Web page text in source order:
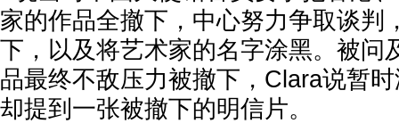
家的作品全撤下，中心努力争取谈判
下，以及将艺术家的名字涂黑。被问
品最终不敌压力被撤下，Clara说暂
却提到一张被撤下的明信片。